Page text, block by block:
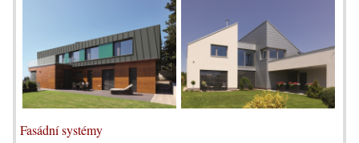
Fasádní systémy